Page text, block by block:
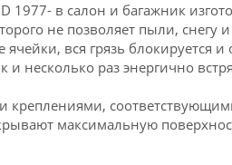
1977- в салон и багажник
не позволяет пыли, снегу
вся грязь блокируется и
несколько раз энергично
максимальную